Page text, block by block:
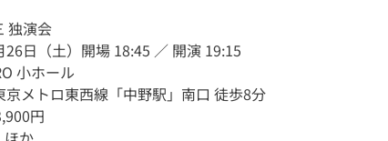
独演会
26日（土）開場 18:45 ／ 開演 19:15
小ホール
京メトロ東西線「中野駅」南口 徒歩8分
円